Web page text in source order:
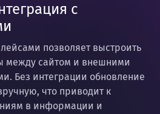
с
позволяет выстроить
между сайтом и внешними
Без интеграции обновление
что приводит к
в информации и